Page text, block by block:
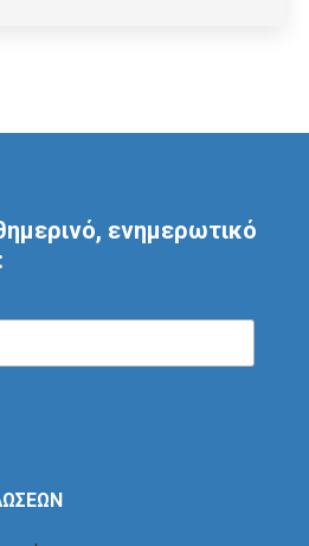
ενημερωτικό